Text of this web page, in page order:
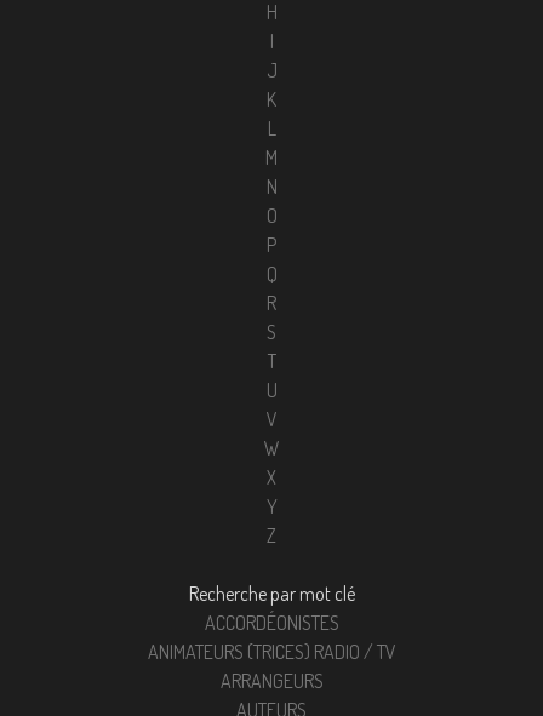
H
I
J
K
L
M
N
O
P
Q
R
S
T
U
V
W
X
Y
Z
Recherche par mot clé
ACCORDÉONISTES
ANIMATEURS (TRICES) RADIO / TV
ARRANGEURS
AUTEURS